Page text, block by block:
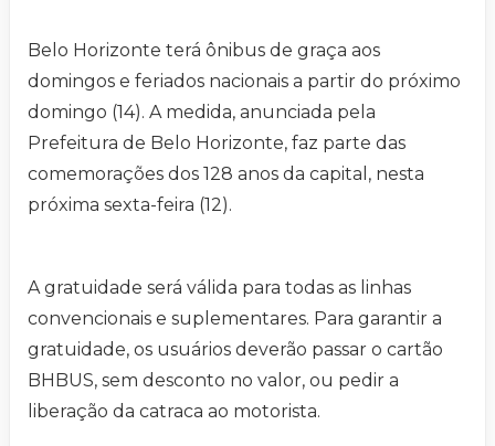
Belo Horizonte terá ônibus de graça aos
domingos e feriados nacionais a partir do próximo
domingo (14). A medida, anunciada pela
Prefeitura de Belo Horizonte, faz parte das
comemorações dos 128 anos da capital, nesta
próxima sexta-feira (12).
A gratuidade será válida para todas as linhas
convencionais e suplementares. Para garantir a
gratuidade, os usuários deverão passar o cartão
BHBUS, sem desconto no valor, ou pedir a
liberação da catraca ao motorista.